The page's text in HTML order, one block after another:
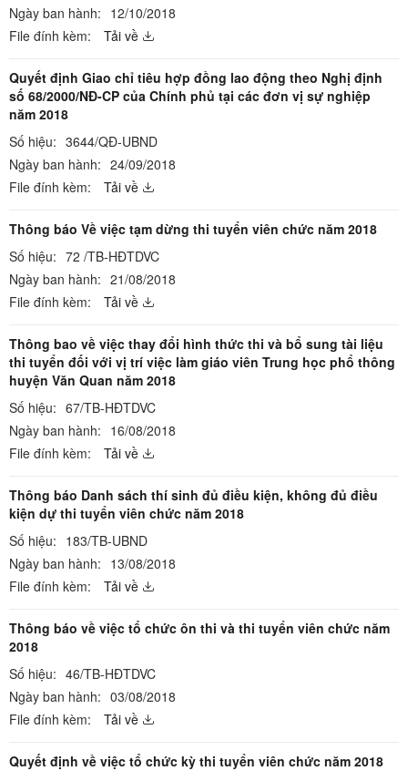
Ngày ban hành: 12/10/2018
File đính kèm:
Tải về
Quyết định Giao chỉ tiêu hợp đồng lao động theo Nghị định
số 68/2000/NĐ-CP của Chính phủ tại các đơn vị sự nghiệp
năm 2018
Số hiệu: 3644/QĐ-UBND
Ngày ban hành: 24/09/2018
File đính kèm:
Tải về
Thông báo Về việc tạm dừng thi tuyển viên chức năm 2018
Số hiệu: 72 /TB-HĐTDVC
Ngày ban hành: 21/08/2018
File đính kèm:
Tải về
Thông bao về việc thay đổi hình thức thi và bổ sung tài liệu
thi tuyển đối với vị trí việc làm giáo viên Trung học phổ thông
huyện Văn Quan năm 2018
Số hiệu: 67/TB-HĐTDVC
Ngày ban hành: 16/08/2018
File đính kèm:
Tải về
Thông báo Danh sách thí sinh đủ điều kiện, không đủ điều
kiện dự thi tuyển viên chức năm 2018
Số hiệu: 183/TB-UBND
Ngày ban hành: 13/08/2018
File đính kèm:
Tải về
Thông báo về việc tổ chức ôn thi và thi tuyển viên chức năm
2018
Số hiệu: 46/TB-HĐTDVC
Ngày ban hành: 03/08/2018
File đính kèm:
Tải về
Quyết định về việc tổ chức kỳ thi tuyển viên chức năm 2018